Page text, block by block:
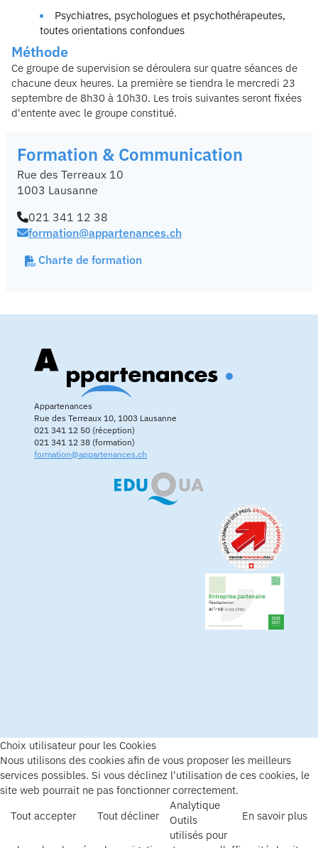
Psychiatres, psychologues et psychothérapeutes,
toutes orientations confondues
Méthode
Ce groupe de supervision se déroulera sur quatre séances de
chacune deux heures. La première se tiendra le mercredi 23
septembre de 8h30 à 10h30. Les trois suivantes seront fixées
d'entente avec le groupe constitué.
Formation & Communication
Rue des Terreaux 10
1003 Lausanne
021 341 12 38
formation@appartenances.ch
Charte de formation
Appartenances
Rue des Terreaux 10, 1003 Lausanne
021 341 12 50 (réception)
021 341 12 38 (formation)
formation@appartenances.ch
Choix utilisateur pour les Cookies
Nous utilisons des cookies afin de vous proposer les meilleurs
services possibles. Si vous déclinez l'utilisation de ces cookies, le
site web pourrait ne pas fonctionner correctement.
Tout accepter
Tout décliner En savoir plus
Analytique
Outils
utilisés pour